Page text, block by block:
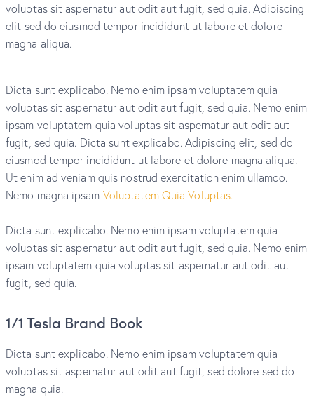
voluptas sit aspernatur aut odit aut fugit, sed quia. Adipiscing
elit sed do eiusmod tempor incididunt ut labore et dolore
magna aliqua.
Dicta sunt explicabo. Nemo enim ipsam voluptatem quia
voluptas sit aspernatur aut odit aut fugit, sed quia. Nemo enim
ipsam voluptatem quia voluptas sit aspernatur aut odit aut
fugit, sed quia. Dicta sunt explicabo. Adipiscing elit, sed do
eiusmod tempor incididunt ut labore et dolore magna aliqua.
Ut enim ad veniam quis nostrud exercitation enim ullamco.
Nemo magna ipsam Voluptatem Quia Voluptas.
Dicta sunt explicabo. Nemo enim ipsam voluptatem quia
voluptas sit aspernatur aut odit aut fugit, sed quia. Nemo enim
ipsam voluptatem quia voluptas sit aspernatur aut odit aut
fugit, sed quia.
1/1 Tesla Brand Book
Dicta sunt explicabo. Nemo enim ipsam voluptatem quia
voluptas sit aspernatur aut odit aut fugit, sed dolore sed do
magna quia.